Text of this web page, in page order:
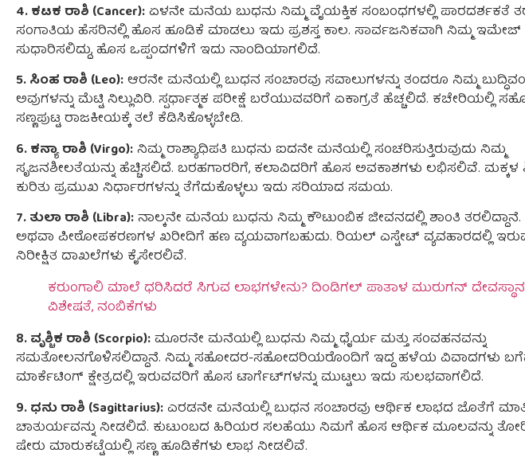
4. ಕಟಕ ರಾಶಿ (Cancer):ಏಳನೇ ಮನೆಯ ಬುಧನು ನಿಮ್ಮ ವೈಯಕ್ತಿಕ ಸಂಬಂಧಗಳಲ್ಲಿ ಪಾರದರ್ಶಕತೆ
ಸಂಗಾತಿಯ ಹೆಸರಿನಲ್ಲಿ ಹೊಸ ಹೂಡಿಕೆ ಮಾಡಲು ಇದು ಪ್ರಶಸ್ತ ಕಾಲ. ಸಾರ್ವಜನಿಕವಾಗಿ ನಿಮ್ಮ ಇಮೇಜ್
ಸುಧಾರಿಸಲಿದ್ದು, ಹೊಸ ಒಪ್ಪಂದಗಳಿಗೆ ಇದು ನಾಂದಿಯಾಗಲಿದೆ.
5. ಸಿಂಹ ರಾಶಿ (Leo):ಆರನೇ ಮನೆಯಲ್ಲಿ ಬುಧನ ಸಂಚಾರವು ಸವಾಲುಗಳನ್ನು ತಂದರೂ ನಿಮ್ಮ
ಅವುಗಳನ್ನು ಮೆಟ್ಟಿ ನಿಲ್ಲುವಿರಿ. ಸ್ಪರ್ಧಾತ್ಮಕ ಪರೀಕ್ಷೆ ಬರೆಯುವವರಿಗೆ ಏಕಾಗ್ರತೆ ಹೆಚ್ಚಲಿದೆ. ಕಚೇರಿಯಲ್ಲಿ
ಸಣ್ಣಪುಟ್ಟ ರಾಜಕೀಯಕ್ಕೆ ತಲೆ ಕೆಡಿಸಿಕೊಳ್ಳಬೇಡಿ.
6. ಕನ್ಯಾ ರಾಶಿ (Virgo):ನಿಮ್ಮ ರಾಶ್ಯಾಧಿಪತಿ ಬುಧನು ಐದನೇ ಮನೆಯಲ್ಲಿ ಸಂಚರಿಸುತ್ತಿರುವುದು ನಿಮ್ಮ
ಸೃಜನಶೀಲತೆಯನ್ನು ಹೆಚ್ಚಿಸಲಿದೆ. ಬರಹಗಾರರಿಗೆ, ಕಲಾವಿದರಿಗೆ ಹೊಸ ಅವಕಾಶಗಳು ಲಭಿಸಲಿವೆ. ಮಕ್ಕಳ
ಕುರಿತು ಪ್ರಮುಖ ನಿರ್ಧಾರಗಳನ್ನು ತೆಗೆದುಕೊಳ್ಳಲು ಇದು ಸರಿಯಾದ ಸಮಯ.
7. ತುಲಾ ರಾಶಿ (Libra):ನಾಲ್ಕನೇ ಮನೆಯ ಬುಧನು ನಿಮ್ಮ ಕೌಟುಂಬಿಕ ಜೀವನದಲ್ಲಿ ಶಾಂತಿ
ಅಥವಾ ಪೀಠೋಪಕರಣಗಳ ಖರೀದಿಗೆ ಹಣ ವ್ಯಯವಾಗಬಹುದು. ರಿಯಲ್ ಎಸ್ಟೇಟ್ ವ್ಯವಹಾರದಲ್ಲಿ
ನಿರೀಕ್ಷಿತ ದಾಖಲೆಗಳು ಕೈಸೇರಲಿವೆ.
ಕರುಂಗಾಲಿ ಮಾಲೆ ಧರಿಸಿದರೆ ಸಿಗುವ ಲಾಭಗಳೇನು? ದಿಂಡಿಗಲ್ ಪಾತಾಳ ಮುರುಗನ್
ವಿಶೇಷತೆ, ನಂಬಿಕೆಗಳು
8. ವೃಶ್ಚಿಕ ರಾಶಿ (Scorpio):ಮೂರನೇ ಮನೆಯಲ್ಲಿ ಬುಧನು ನಿಮ್ಮ ಧೈರ್ಯ ಮತ್ತು ಸಂವಹನವನ್ನು
ಸಮತೋಲನಗೊಳಿಸಲಿದ್ದಾನೆ. ನಿಮ್ಮ ಸಹೋದರ-ಸಹೋದರಿಯರೊಂದಿಗೆ ಇದ್ದ ಹಳೆಯ ವಿವಾದಗಳು
ಮಾರ್ಕೆಟಿಂಗ್ ಕ್ಷೇತ್ರದಲ್ಲಿ ಇರುವವರಿಗೆ ಹೊಸ ಟಾರ್ಗೆಟ್‌ಗಳನ್ನು ಮುಟ್ಟಲು ಇದು ಸುಲಭವಾಗಲಿದೆ.
9. ಧನು ರಾಶಿ (Sagittarius):ಎರಡನೇ ಮನೆಯಲ್ಲಿ ಬುಧನ ಸಂಚಾರವು ಆರ್ಥಿಕ ಲಾಭದ ಜೊತೆಗೆ
ಚಾತುರ್ಯವನ್ನು ನೀಡಲಿದೆ. ಕುಟುಂಬದ ಹಿರಿಯರ ಸಲಹೆಯು ನಿಮಗೆ ಹೊಸ ಆರ್ಥಿಕ ಮೂಲವನ್ನು
ಷೇರು ಮಾರುಕಟ್ಟೆಯಲ್ಲಿ ಸಣ್ಣ ಹೂಡಿಕೆಗಳು ಲಾಭ ನೀಡಲಿವೆ.